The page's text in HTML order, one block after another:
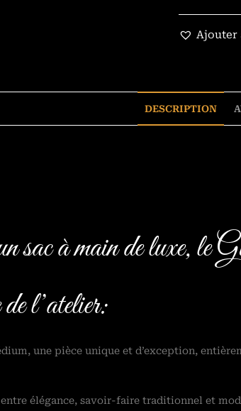
Ajouter
DESCRIPTION
sac à main de
l’atelier:
une pièce unique et d’exception,
entre élégance, savoir-faire traditionnel et